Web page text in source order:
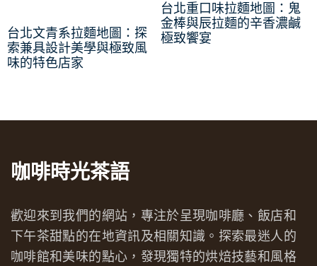
台北文青系拉麵地圖：探
索兼具設計美學與極致風
味的特色店家
台北重口味拉麵地圖：鬼
金棒與辰拉麵的辛香濃鹹
極致饗宴
咖啡時光茶語
歡迎來到我們的網站，專注於呈現咖啡廳、飯店和
下午茶甜點的在地資訊及相關知識。探索最迷人的
咖啡館和美味的點心，發現獨特的烘焙技藝和風格